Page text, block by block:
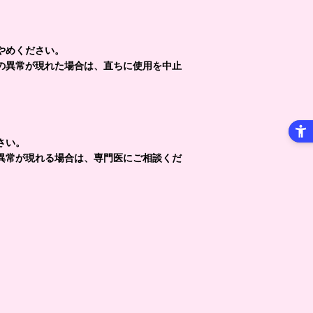
ください。
常が現れた場合は、直ちに使用を中止
。
が現れる場合は、専門医にご相談くだ